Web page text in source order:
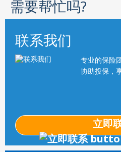
需要帮忙吗?
联系我们
专业的保险
协助投保，
立即